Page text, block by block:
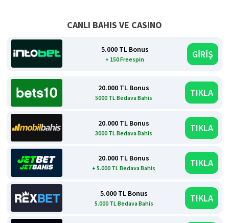
CANLI BAHIS VE CASINO
5.000 TL Bonus
+ 150 Freespin GİRİŞ
20.000 TL Bonus
5000 TL Bedava Bahis TIKLA
20.000 TL Bonus
3000 TL Bedava Bahis TIKLA
20.000 TL Bonus
+ 5.000 TL Bedava Bahis TIKLA
5.000 TL Bonus
5.000 TL Bedava Bahis TIKLA